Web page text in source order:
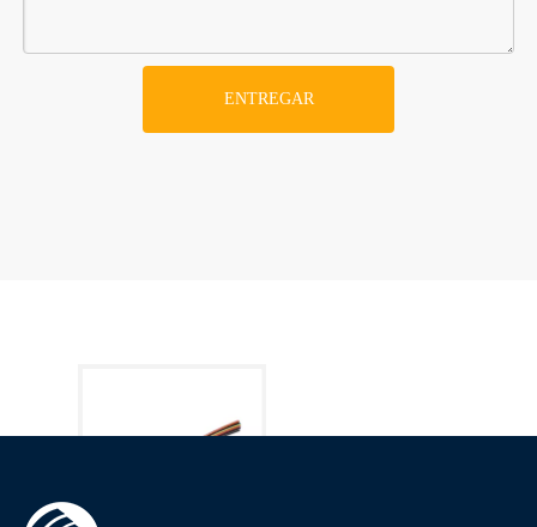
ENTREGAR